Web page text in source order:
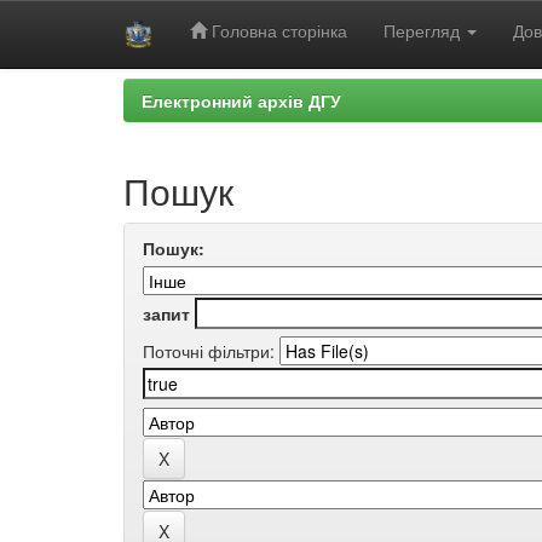
Головна сторінка Перегляд
Електронний архів ДГУ
Пошук
Пошук:
запит
Поточні фільтри: